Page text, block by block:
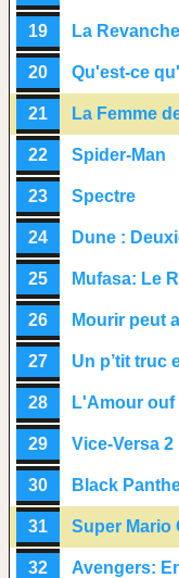
19 La
20 Qu'est-ce
21 La Femme
22 Spider-Man
23 Spectre
24 Dune :
25 Mufasa: Le
26 Mourir peut
27 Un p’tit truc
28 L'Amour ouf
29 Vice-Versa 2
30 Black
31 Super Mario
32 Avengers: